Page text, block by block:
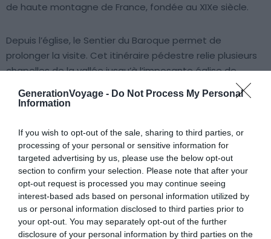
GenerationVoyage - Do Not Process My Personal
Information
If you wish to opt-out of the sale, sharing to third parties, or
processing of your personal or sensitive information for
targeted advertising by us, please use the below opt-out
section to confirm your selection. Please note that after your
opt-out request is processed you may continue seeing
interest-based ads based on personal information utilized by
us or personal information disclosed to third parties prior to
your opt-out. You may separately opt-out of the further
disclosure of your personal information by third parties on the
de haute montagne de France, fondée au XIXe siècle.
Depuis l’église, le Sentier du Baroque permet de
prolonger la visite. Cet itinéraire pédestre relie plusieurs
chapelles de la vallée jusqu’à l’imposante église de
Saint-Nicolas-de-Véroce. Notre conseil : laissez votre
véhicule aux parkings du centre-ville et partez marcher.
en direction du secteur de Cupelin, sans saturer les
petites routes de montagne avec du stationnement
sauvage. Passez par l’office de tourisme pour vérifier
l’ouverture des chapelles, nombre d’entre elles n’ouvrant
que lors de visites guidées. L’accès à l’église du centre
reste libre et gratuit tous les jours. Prévoyez 45 min sur
place pour visiter l’édifice et faire le tour des ruelles